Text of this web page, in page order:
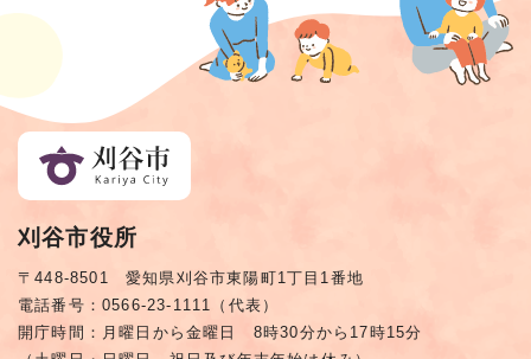
刈谷市役所
〒448-8501 愛知県刈谷市東陽町1丁目1番地
電話番号：0566-23-1111（代表）
開庁時間：月曜日から金曜日 8時30分から17時15分